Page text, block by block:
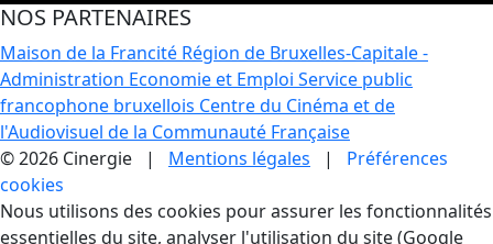
NOS PARTENAIRES
Maison de la Francité Région de Bruxelles-Capitale -
Administration Economie et Emploi Service public
francophone bruxellois Centre du Cinéma et de
l'Audiovisuel de la Communauté Française
© 2026 Cinergie | Mentions légales | Préférences
cookies
Gestion des Cookies
Nous utilisons des cookies pour assurer les fonctionnalités
essentielles du site, analyser l'utilisation du site (Google